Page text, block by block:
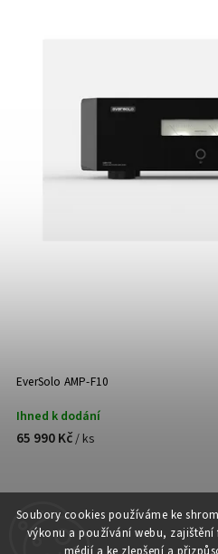
Soubory cookies používáme ke
výkonu a používání webu,
EverSolo AMP-F10
Ihned k dodání
65 990 Kč/ ks